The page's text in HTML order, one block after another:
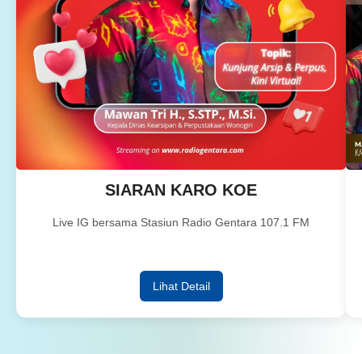
SIARAN KARO KOE
Live IG bersama Stasiun Radio Gentara 107.1 FM
Lihat Detail